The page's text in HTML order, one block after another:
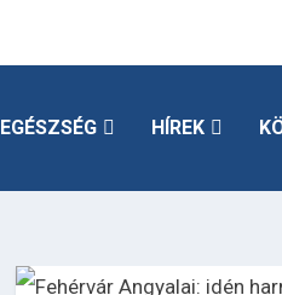
EGÉSZSÉG HÍREK